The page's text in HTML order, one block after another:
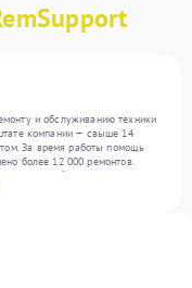
и обслуживанию техники
компании — свыше 14
За время работы помощь
более 12 000 ремонтов.
обращений, включая , , . Мы
результат благодаря